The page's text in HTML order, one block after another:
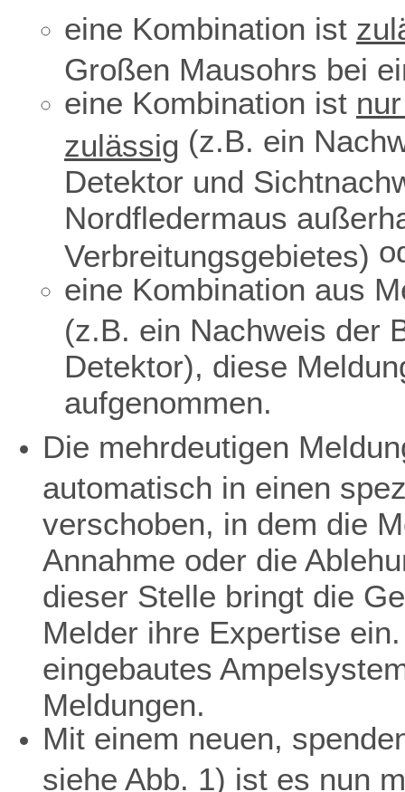
eine Kombination ist
Großen Mausohrs bei
eine Kombination ist
zulässig (z.B. ein
Detektor und
Nordfledermaus
Verbreitungsgebietes)
eine Kombination aus
(z.B. ein Nachweis der
Detektor), diese
aufgenommen.
Die mehrdeutigen
automatisch in einen
verschoben, in dem die
Annahme oder die
dieser Stelle bringt die
Melder ihre Expertise
eingebautes
Meldungen.
Mit einem neuen,
siehe Abb. 1) ist es nun